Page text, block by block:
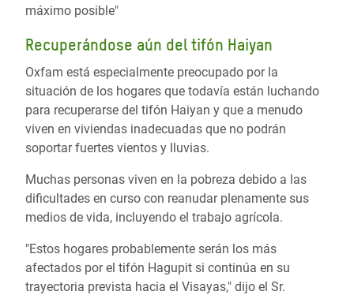
máximo posible"
Recuperándose aún del tifón Haiyan
Oxfam está especialmente preocupado por la
situación de los hogares que todavía están luchando
para recuperarse del tifón Haiyan y que a menudo
viven en viviendas inadecuadas que no podrán
soportar fuertes vientos y lluvias.
Muchas personas viven en la pobreza debido a las
dificultades en curso con reanudar plenamente sus
medios de vida, incluyendo el trabajo agrícola.
"Estos hogares probablemente serán los más
afectados por el tifón Hagupit si continúa en su
trayectoria prevista hacia el Visayas," dijo el Sr.